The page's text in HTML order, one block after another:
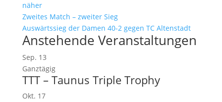
näher
Zweites Match – zweiter Sieg
Auswärtssieg der Damen 40-2 gegen TC Altenstadt
Anstehende Veranstaltungen
Sep. 13
Ganztägig
TTT – Taunus Triple Trophy
Okt. 17